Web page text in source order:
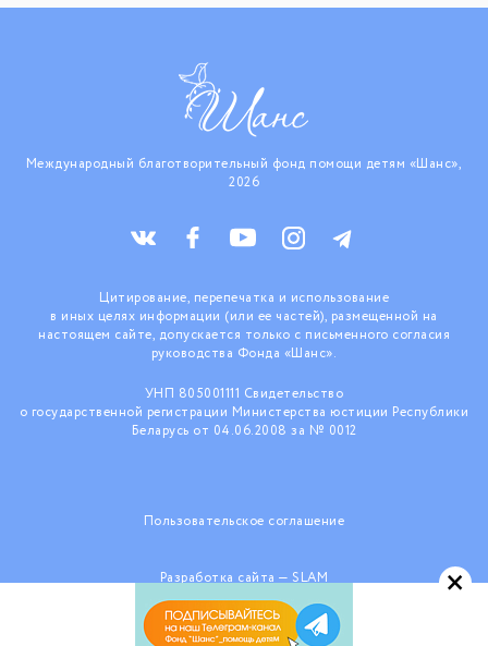
Международный благотворительный фонд помощи детям «Шанс»,
2026
Цитирование, перепечатка и использование
в иных целях информации (или ее частей), размещенной на
настоящем сайте, допускается только с письменного согласия
руководства Фонда «Шанс».
УНП 805001111 Свидетельство
о государственной регистрации Министерства юстиции Республики
Беларусь от 04.06.2008 за № 0012
Пользовательское соглашение
Разработка сайта — SLAM
При поддержке ООО «КраудТехнологии»
×